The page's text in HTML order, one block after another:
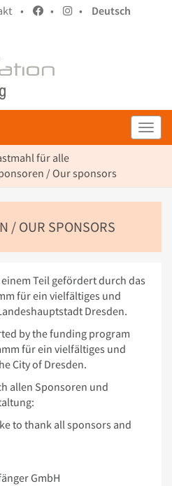
• • •
Deutsch
für alle
/ Our sponsors
/ OUR SPONSORS
Teil gefördert durch das
für ein vielfältiges und
Dresden.
by the funding program
für ein vielfältiges und
City of Dresden.
allen Sponsoren und
to thank all sponsors and
GmbH